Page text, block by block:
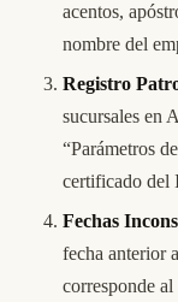
acentos,
nombre del
Registro
sucursales en
“Parámetros
certificado del
Fechas
fecha anterior
corresponde al